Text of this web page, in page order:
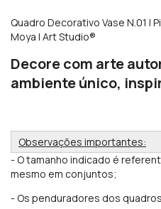
Quadro Decorativo Vase N.01 |
Moya | Art Studio®
Decore com arte
ambiente único,
Observações importantes:
- O tamanho indicado é
mesmo em conjuntos;
- Os penduradores dos